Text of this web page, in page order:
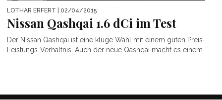
LOTHAR ERFERT | 02/04/2015
Nissan Qashqai 1.6 dCi im Test
Der Nissan Qashqai ist eine kluge Wahl mit einem guten Preis-
Leistungs-Verhältnis. Auch der neue Qashqai macht es einem...